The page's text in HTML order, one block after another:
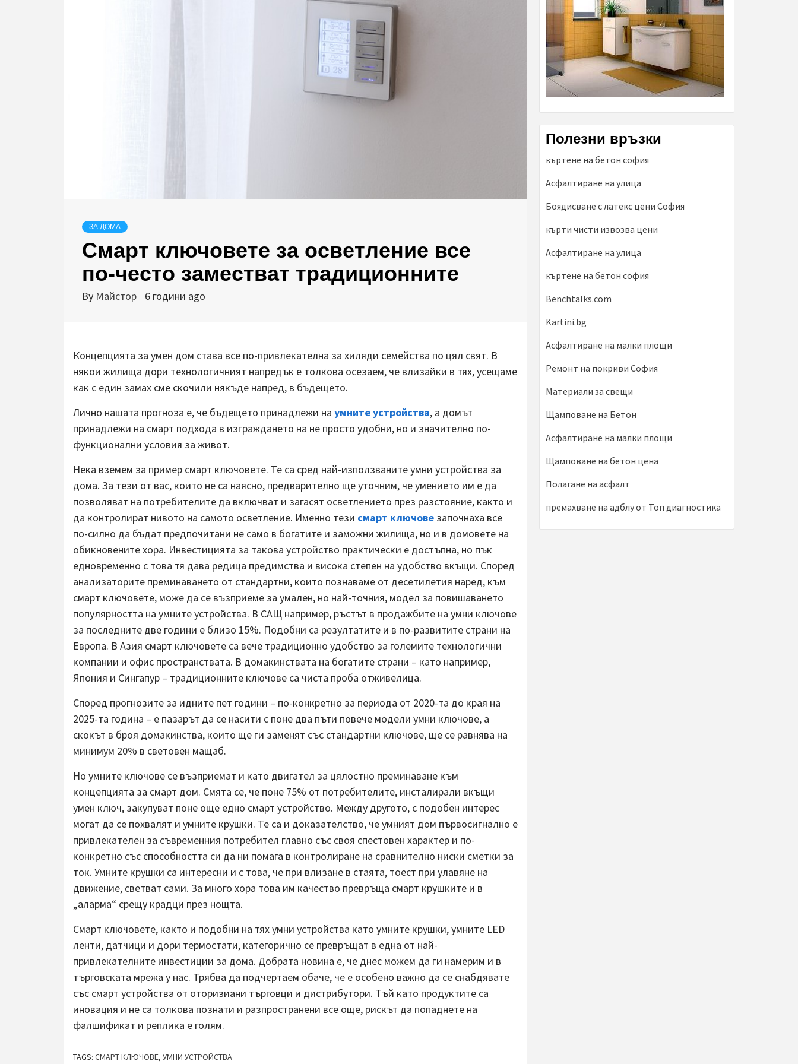
ЗА ДОМА
Смарт ключовете за осветление все
по-често заместват традиционните
By Майстор 6 години ago
Концепцията за умен дом става все по-привлекателна за хиляди семейства по цял свят. В
някои жилища дори технологичният напредък е толкова осезаем, че влизайки в тях, усещаме
как с един замах сме скочили някъде напред, в бъдещето.
Лично нашата прогноза е, че бъдещето принадлежи на умните устройства, а домът
принадлежи на смарт подхода в изграждането на не просто удобни, но и значително по-
функционални условия за живот.
Нека вземем за пример смарт ключовете. Те са сред най-използваните умни устройства за
дома. За тези от вас, които не са наясно, предварително ще уточним, че умението им е да
позволяват на потребителите да включват и загасят осветлението през разстояние, както и
да контролират нивото на самото осветление. Именно тези смарт ключове започнаха все
по-силно да бъдат предпочитани не само в богатите и заможни жилища, но и в домовете на
обикновените хора. Инвестицията за такова устройство практически е достъпна, но пък
едновременно с това тя дава редица предимства и висока степен на удобство вкъщи. Според
анализаторите преминаването от стандартни, които познаваме от десетилетия наред, към
смарт ключовете, може да се възприеме за умален, но най-точния, модел за повишаването
популярността на умните устройства. В САЩ например, ръстът в продажбите на умни ключове
за последните две години е близо 15%. Подобни са резултатите и в по-развитите страни на
Европа. В Азия смарт ключовете са вече традиционно удобство за големите технологични
компании и офис пространствата. В домакинствата на богатите страни – като например,
Япония и Сингапур – традиционните ключове са чиста проба отживелица.
Според прогнозите за идните пет години – по-конкретно за периода от 2020-та до края на
2025-та година – е пазарът да се насити с поне два пъти повече модели умни ключове, а
скокът в броя домакинства, които ще ги заменят със стандартни ключове, ще се равнява на
минимум 20% в световен мащаб.
Но умните ключове се възприемат и като двигател за цялостно преминаване към
концепцията за смарт дом. Смята се, че поне 75% от потребителите, инсталирали вкъщи
умен ключ, закупуват поне още едно смарт устройство. Между другото, с подобен интерес
могат да се похвалят и умните крушки. Те са и доказателство, че умният дом първосигнално е
привлекателен за съвременния потребител главно със своя спестовен характер и по-
конкретно със способността си да ни помага в контролиране на сравнително ниски сметки за
ток. Умните крушки са интересни и с това, че при влизане в стаята, тоест при улавяне на
движение, светват сами. За много хора това им качество превръща смарт крушките и в
„аларма“ срещу крадци през нощта.
Смарт ключовете, както и подобни на тях умни устройства като умните крушки, умните LED
ленти, датчици и дори термостати, категорично се превръщат в една от най-
привлекателните инвестиции за дома. Добрата новина е, че днес можем да ги намерим и в
търговската мрежа у нас. Трябва да подчертаем обаче, че е особено важно да се снабдявате
със смарт устройства от оторизиани търговци и дистрибутори. Тъй като продуктите са
иновация и не са толкова познати и разпространени все още, рискът да попаднете на
фалшификат и реплика е голям.
TAGS: СМАРТ КЛЮЧОВЕ, УМНИ УСТРОЙСТВА
Полезни връзки
къртене на бетон софия
Асфалтиране на улица
Боядисване с латекс цени София
кърти чисти извозва цени
Асфалтиране на улица
къртене на бетон софия
Benchtalks.com
Kartini.bg
Асфалтиране на малки площи
Ремонт на покриви София
Материали за свещи
Щамповане на Бетон
Асфалтиране на малки площи
Щамповане на бетон цена
Полагане на асфалт
премахване на адблу от Топ диагностика